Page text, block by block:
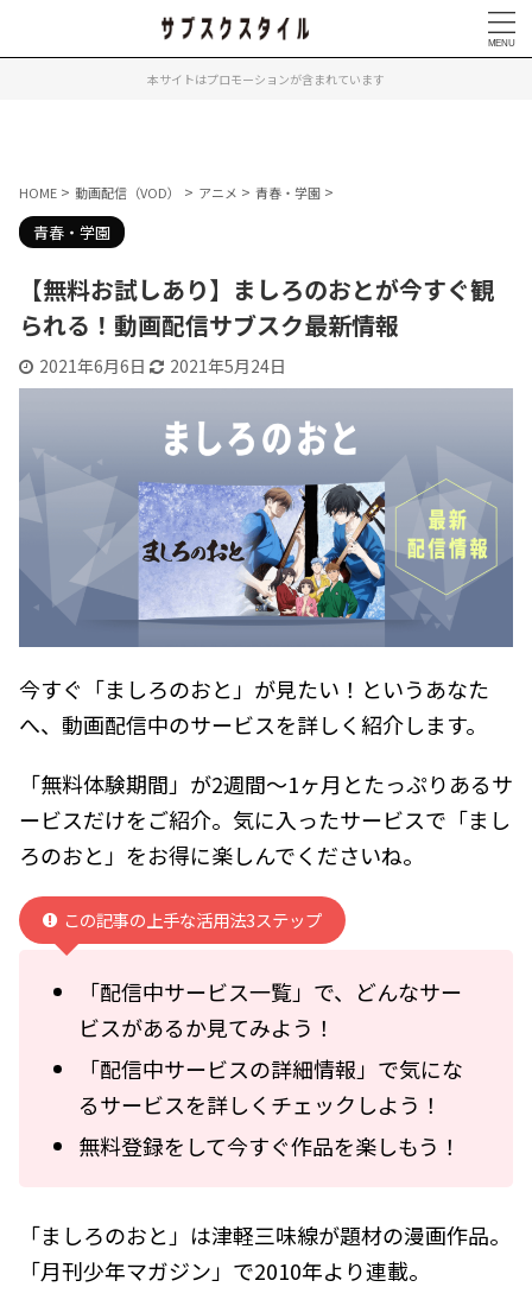
本サイトはプロモーションが含まれています
HOME > 動画配信（VOD） > アニメ > 青春・学園 >
青春・学園
【無料お試しあり】ましろのおとが今すぐ観
られる！動画配信サブスク最新情報
2021年6月6日 2021年5月24日
今すぐ「ましろのおと」が見たい！というあなた
へ、動画配信中のサービスを詳しく紹介します。
「無料体験期間」が2週間～1ヶ月とたっぷりあるサ
ービスだけをご紹介。気に入ったサービスで「まし
ろのおと」をお得に楽しんでくださいね。
この記事の上手な活用法3ステップ
「配信中サービス一覧」で、どんなサー
ビスがあるか見てみよう！
「配信中サービスの詳細情報」で気にな
るサービスを詳しくチェックしよう！
無料登録をして今すぐ作品を楽しもう！
「ましろのおと」は津軽三味線が題材の漫画作品。
「月刊少年マガジン」で2010年より連載。